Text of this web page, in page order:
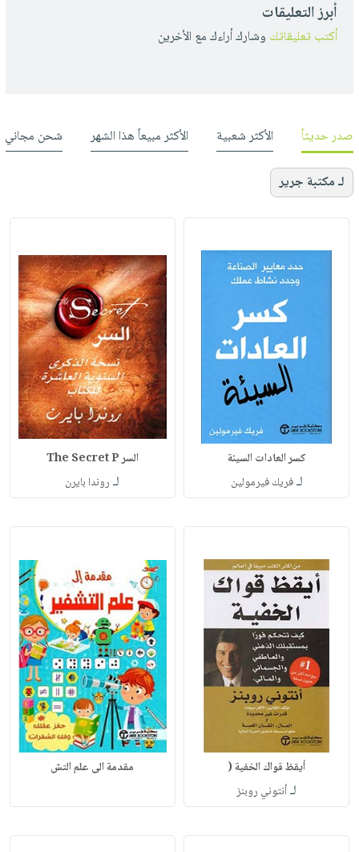
أبرز التعليقات
أكتب تعليقاتك وشارك أراءك مع الأخرين
صدر حديثاً الأكثر شعبية الأكثر مبيعاً هذا الشهر شحن مجاني
لـ مكتبة جرير
كسر العادات السيئة
لـفريك فيرمولين‎
السر The Secret P
لـ روندا بايرن
أيقظ قواك الخفية (
لـأنتوني روبنز
مقدمة الى علم التش